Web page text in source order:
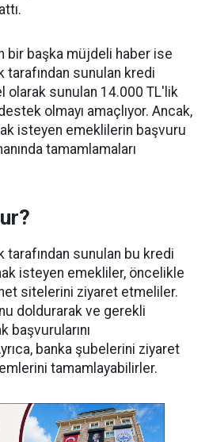
bir başka müjdeli haber ise
tarafından sunulan kredi
olarak sunulan 14.000 TL'lik
olmayı amaçlıyor. Ancak,
isteyen emeklilerin başvuru
tamamlamaları
tarafından sunulan bu kredi
isteyen emekliler, öncelikle
sitelerini ziyaret etmeliler.
doldurarak ve gerekli
başvurularını
banka şubelerini ziyaret
tamamlayabilirler.